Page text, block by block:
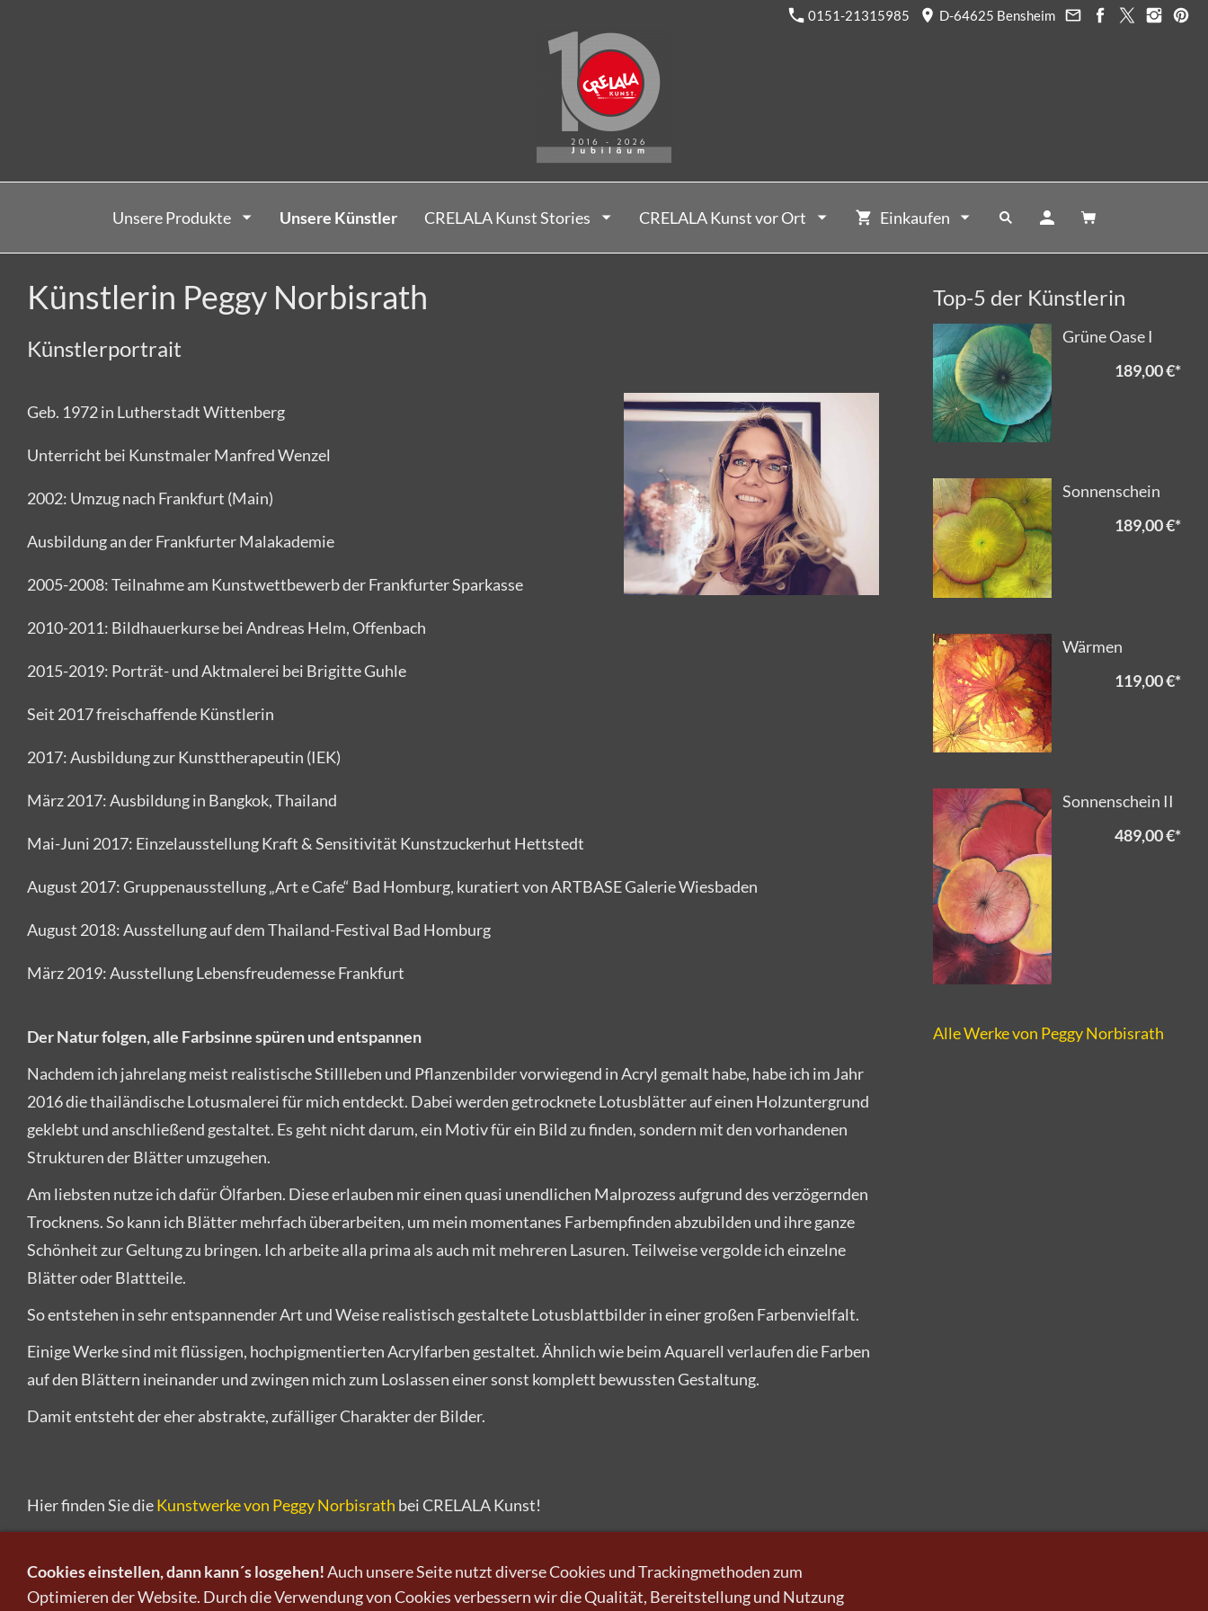
0151-21315985 D-64625 Bensheim
Unsere Produkte Unsere Künstler CRELALA Kunst Stories CRELALA Kunst vor Ort Einkaufen
Künstlerin Peggy Norbisrath
Künstlerportrait
Geb. 1972 in Lutherstadt Wittenberg
Unterricht bei Kunstmaler Manfred Wenzel
2002: Umzug nach Frankfurt (Main)
Ausbildung an der Frankfurter Malakademie
2005-2008: Teilnahme am Kunstwettbewerb der Frankfurter Sparkasse
2010-2011: Bildhauerkurse bei Andreas Helm, Offenbach
2015-2019: Porträt- und Aktmalerei bei Brigitte Guhle
Seit 2017 freischaffende Künstlerin
2017: Ausbildung zur Kunsttherapeutin (IEK)
März 2017: Ausbildung in Bangkok, Thailand
Mai-Juni 2017: Einzelausstellung Kraft & Sensitivität Kunstzuckerhut Hettstedt
August 2017: Gruppenausstellung „Art e Cafe“ Bad Homburg, kuratiert von ARTBASE Galerie Wiesbaden
August 2018: Ausstellung auf dem Thailand-Festival Bad Homburg
März 2019: Ausstellung Lebensfreudemesse Frankfurt
Der Natur folgen, alle Farbsinne spüren und entspannen
Nachdem ich jahrelang meist realistische Stillleben und Pflanzenbilder vorwiegend in Acryl gemalt habe, habe ich im Jahr
2016 die thailändische Lotusmalerei für mich entdeckt. Dabei werden getrocknete Lotusblätter auf einen Holzuntergrund
geklebt und anschließend gestaltet. Es geht nicht darum, ein Motiv für ein Bild zu finden, sondern mit den vorhandenen
Strukturen der Blätter umzugehen.
Am liebsten nutze ich dafür Ölfarben. Diese erlauben mir einen quasi unendlichen Malprozess aufgrund des verzögernden
Trocknens. So kann ich Blätter mehrfach überarbeiten, um mein momentanes Farbempfinden abzubilden und ihre ganze
Schönheit zur Geltung zu bringen. Ich arbeite alla prima als auch mit mehreren Lasuren. Teilweise vergolde ich einzelne
Blätter oder Blattteile.
So entstehen in sehr entspannender Art und Weise realistisch gestaltete Lotusblattbilder in einer großen Farbenvielfalt.
Einige Werke sind mit flüssigen, hochpigmentierten Acrylfarben gestaltet. Ähnlich wie beim Aquarell verlaufen die Farben
auf den Blättern ineinander und zwingen mich zum Loslassen einer sonst komplett bewussten Gestaltung.
Damit entsteht der eher abstrakte, zufälliger Charakter der Bilder.
Hier finden Sie dieKunstwerke von Peggy Norbisrath bei CRELALA Kunst!
Top-5 der Künstlerin
Grüne Oase I
189,00 €*
Sonnenschein
189,00 €*
Wärmen
119,00 €*
Sonnenschein II
489,00 €*
Alle Werke von Peggy Norbisrath
Cookies einstellen, dann kann´s losgehen!Auch unsere Seite nutzt diverse Cookies und Trackingmethoden zum
Optimieren der Website. Durch die Verwendung von Cookies verbessern wir die Qualität, Bereitstellung und Nutzung